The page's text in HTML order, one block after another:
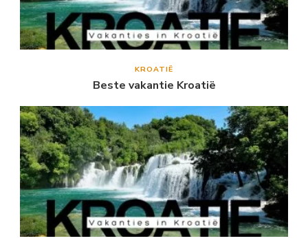
KROATIË
Beste vakantie Kroatië